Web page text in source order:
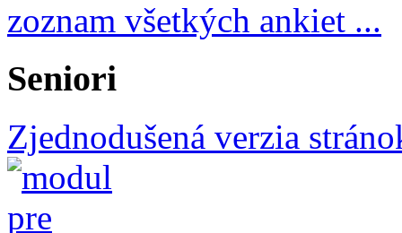
zoznam všetkých ankiet ...
Seniori
Zjednodušená verzia